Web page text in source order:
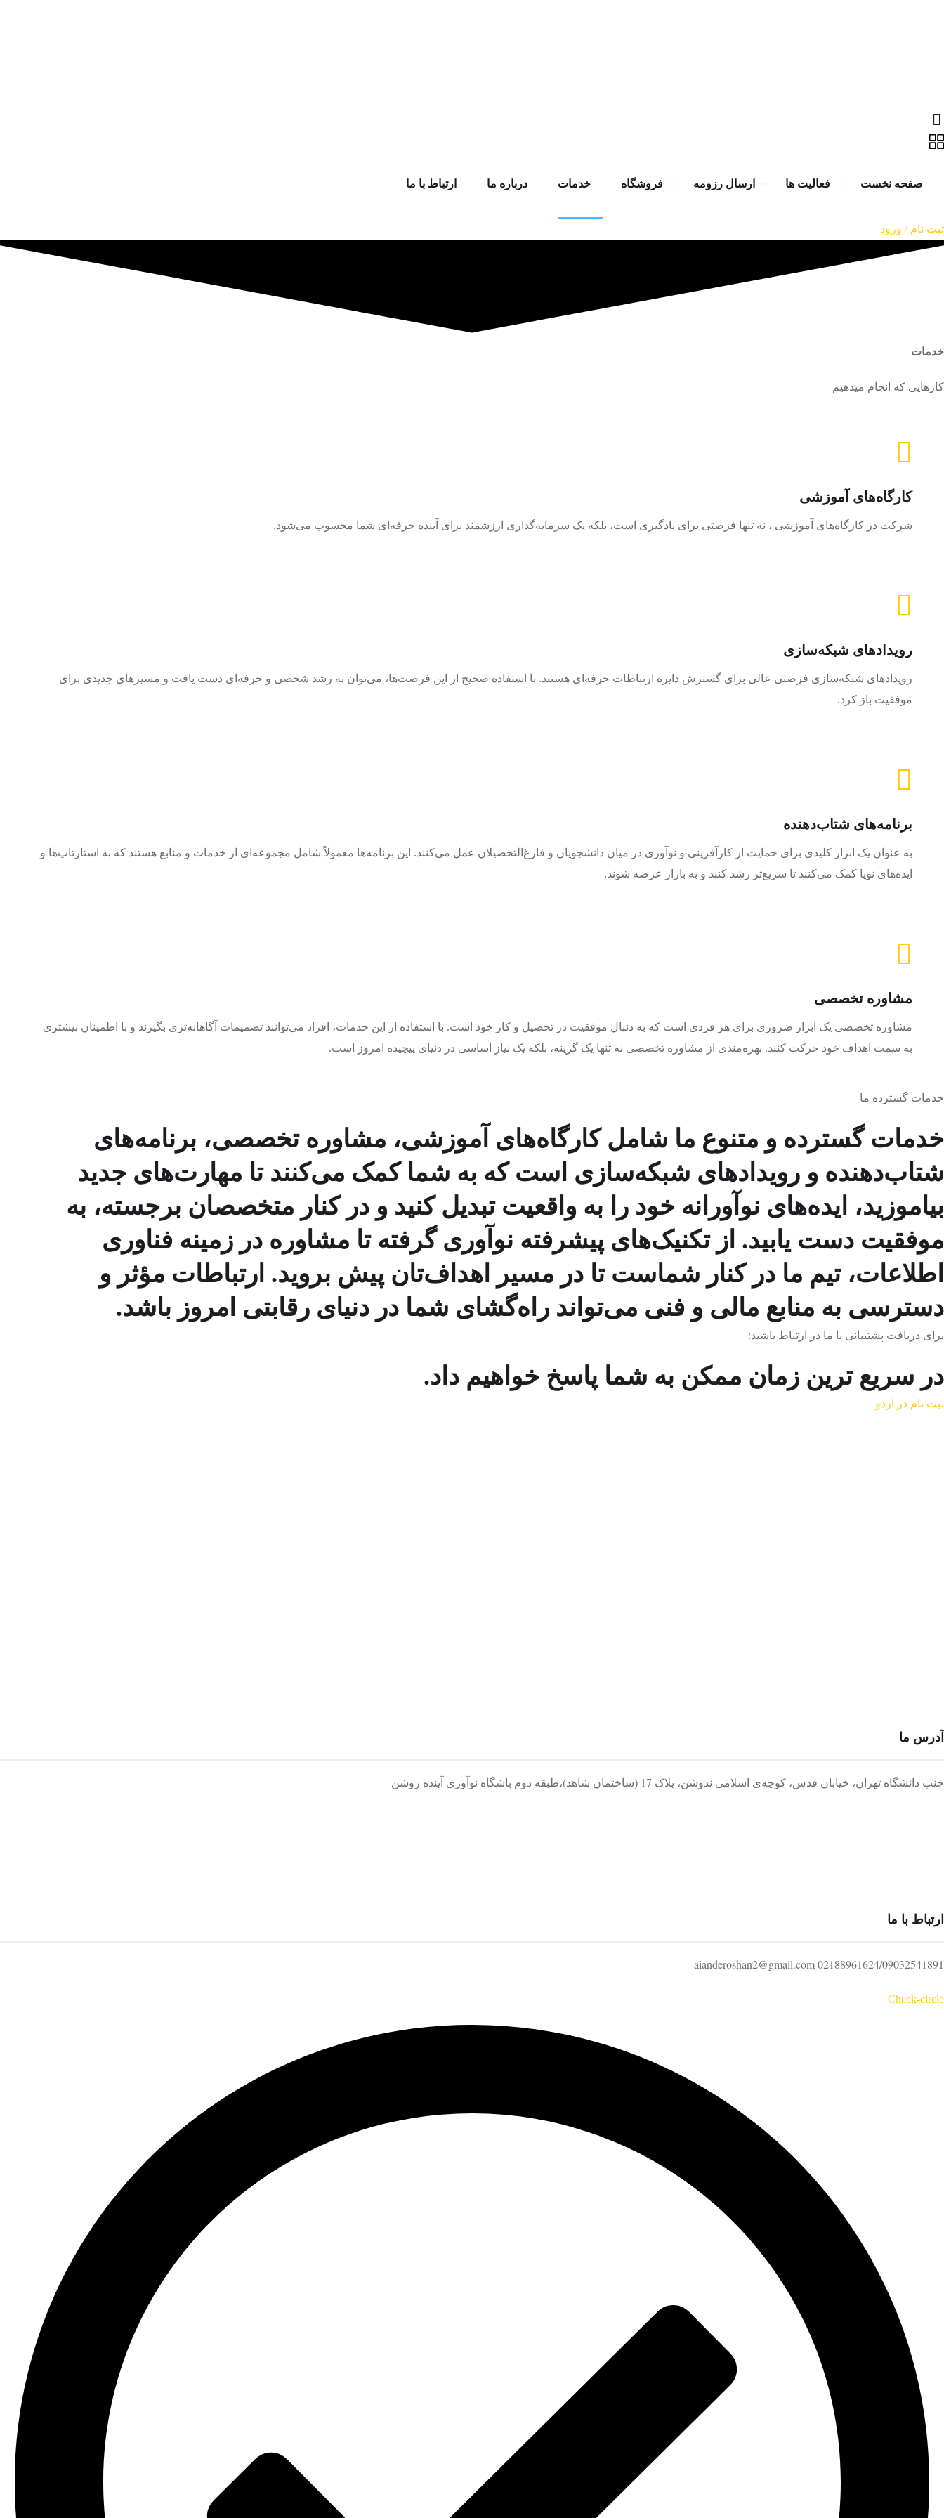
صفحه نخست فعالیت ها ارسال رزومه فروشگاه خدمات درباره ما ارتباط با ما
ثبت نام / ورود
خدمات
کارهایی که انجام میدهیم
کارگاه‌های آموزشی
شرکت در کارگاه‌های آموزشی ، نه تنها فرصتی برای یادگیری است، بلکه یک سرمایه‌گذاری ارزشمند برای آینده حرفه‌ای شما محسوب می‌شود.
رویدادهای شبکه‌سازی
رویدادهای شبکه‌سازی فرصتی عالی برای گسترش دایره ارتباطات حرفه‌ای هستند. با استفاده صحیح از این فرصت‌ها، می‌توان به رشد شخصی و حرفه‌ای دست یافت و مسیرهای جدیدی برای
موفقیت باز کرد.
برنامه‌های شتاب‌دهنده
به عنوان یک ابزار کلیدی برای حمایت از کارآفرینی و نوآوری در میان دانشجویان و فارغ‌التحصیلان عمل می‌کنند. این برنامه‌ها معمولاً شامل مجموعه‌ای از خدمات و منابع هستند که به استارتاپ‌ها و
ایده‌های نوپا کمک می‌کنند تا سریع‌تر رشد کنند و به بازار عرضه شوند.
مشاوره تخصصی
مشاوره تخصصی یک ابزار ضروری برای هر فردی است که به دنبال موفقیت در تحصیل و کار خود است. با استفاده از این خدمات، افراد می‌توانند تصمیمات آگاهانه‌تری بگیرند و با اطمینان بیشتری
به سمت اهداف خود حرکت کنند. بهره‌مندی از مشاوره تخصصی نه تنها یک گزینه، بلکه یک نیاز اساسی در دنیای پیچیده امروز است.
خدمات گسترده ما
خدمات گسترده و متنوع ما شامل کارگاه‌های آموزشی، مشاوره تخصصی، برنامه‌های
شتاب‌دهنده و رویدادهای شبکه‌سازی است که به شما کمک می‌کنند تا مهارت‌های جدید
بیاموزید، ایده‌های نوآورانه خود را به واقعیت تبدیل کنید و در کنار متخصصان برجسته، به
موفقیت دست یابید. از تکنیک‌های پیشرفته نوآوری گرفته تا مشاوره در زمینه فناوری
اطلاعات، تیم ما در کنار شماست تا در مسیر اهداف‌تان پیش بروید. ارتباطات مؤثر و
دسترسی به منابع مالی و فنی می‌تواند راه‌گشای شما در دنیای رقابتی امروز باشد.
برای دریافت پشتیبانی با ما در ارتباط باشید:
در سریع ترین زمان ممکن به شما پاسخ خواهیم داد.
ثبت نام در اردو
آدرس ما
جنب دانشگاه تهران، خیابان قدس، کوچه‌ی اسلامی ندوشن، پلاک 17 (ساختمان شاهد)،طبقه دوم باشگاه نوآوری آینده روشن
ارتباط با ما
02188961624/09032541891 aianderoshan2@gmail.com
Check-circle